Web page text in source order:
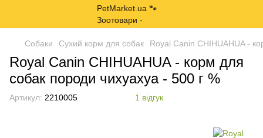
Собаки Сухий корм для собак Royal Canin CHIHUAHUA -
Royal Canin CHIHUAHUA - корм для
собак породи чихуахуа - 500 г %
Артикул: 2210005 1 відгук